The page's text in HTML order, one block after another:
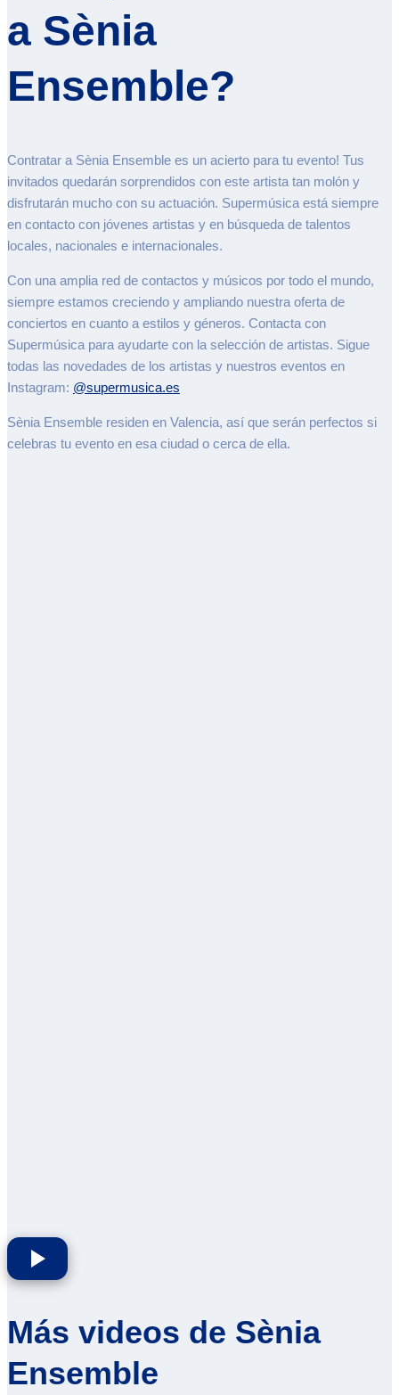
a Sènia
Ensemble?
Contratar a Sènia Ensemble es un acierto para tu evento! Tus
invitados quedarán sorprendidos con este artista tan molón y
disfrutarán mucho con su actuación. Supermúsica está siempre
en contacto con jóvenes artistas y en búsqueda de talentos
locales, nacionales e internacionales.
Con una amplia red de contactos y músicos por todo el mundo,
siempre estamos creciendo y ampliando nuestra oferta de
conciertos en cuanto a estilos y géneros. Contacta con
Supermúsica para ayudarte con la selección de artistas. Sigue
todas las novedades de los artistas y nuestros eventos en
Instagram: @supermusica.es
Sènia Ensemble residen en Valencia, así que serán perfectos si
celebras tu evento en esa ciudad o cerca de ella.
Más videos de Sènia
Ensemble